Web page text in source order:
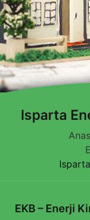
Isparta
EKB – Enerji